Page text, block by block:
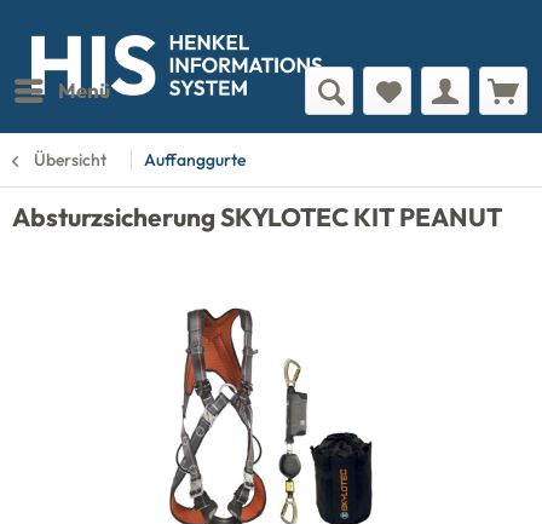
Menü
Übersicht Auffanggurte
Absturzsicherung SKYLOTEC KIT PEANUT